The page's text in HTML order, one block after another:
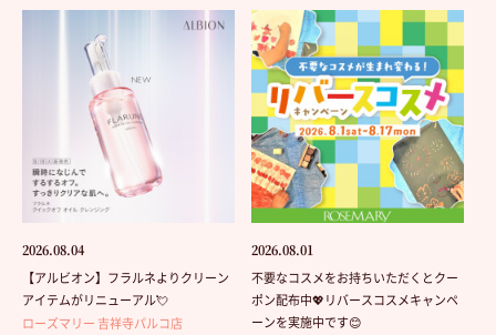
2026.08.04
【アルビオン】フラルネよりクリーン
アイテムがリニューアル💘
ローズマリー 吉祥寺パルコ店
2026.08.01
不要なコスメをお持ちいただくとクー
ポン配布中💖リバースコスメキャンペ
ーンを実施中です😊